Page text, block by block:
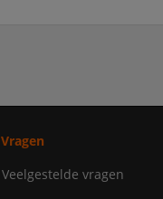
Vragen
Veelgestelde vragen